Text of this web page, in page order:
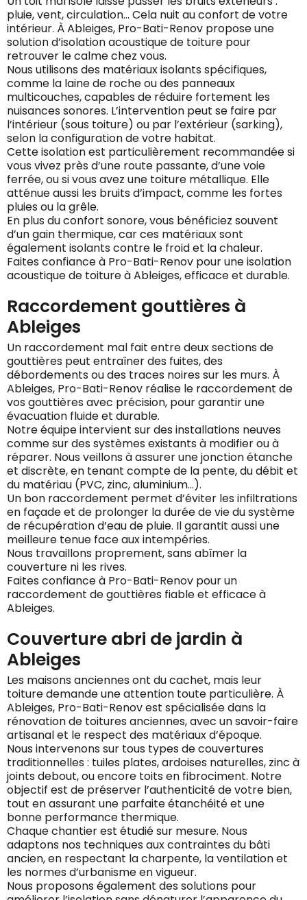
pluie, vent, circulation… Cela nuit au confort de votre
intérieur. À Ableiges, Pro-Bati-Renov propose une
solution d’isolation acoustique de toiture pour
retrouver le calme chez vous.
Nous utilisons des matériaux isolants spécifiques,
comme la laine de roche ou des panneaux
multicouches, capables de réduire fortement les
nuisances sonores. L’intervention peut se faire par
l’intérieur (sous toiture) ou par l’extérieur (sarking),
selon la configuration de votre habitat.
Cette isolation est particulièrement recommandée si
vous vivez près d’une route passante, d’une voie
ferrée, ou si vous avez une toiture métallique. Elle
atténue aussi les bruits d’impact, comme les fortes
pluies ou la grêle.
En plus du confort sonore, vous bénéficiez souvent
d’un gain thermique, car ces matériaux sont
également isolants contre le froid et la chaleur.
Faites confiance à Pro-Bati-Renov pour une isolation
acoustique de toiture à Ableiges, efficace et durable.
Raccordement gouttières à
Ableiges
Un raccordement mal fait entre deux sections de
gouttières peut entraîner des fuites, des
débordements ou des traces noires sur les murs. À
Ableiges, Pro-Bati-Renov réalise le raccordement de
vos gouttières avec précision, pour garantir une
évacuation fluide et durable.
Notre équipe intervient sur des installations neuves
comme sur des systèmes existants à modifier ou à
réparer. Nous veillons à assurer une jonction étanche
et discrète, en tenant compte de la pente, du débit et
du matériau (PVC, zinc, aluminium…).
Un bon raccordement permet d’éviter les infiltrations
en façade et de prolonger la durée de vie du système
de récupération d’eau de pluie. Il garantit aussi une
meilleure tenue face aux intempéries.
Nous travaillons proprement, sans abîmer la
couverture ni les rives.
Faites confiance à Pro-Bati-Renov pour un
raccordement de gouttières fiable et efficace à
Ableiges.
Couverture abri de jardin à
Ableiges
Les maisons anciennes ont du cachet, mais leur
toiture demande une attention toute particulière. À
Ableiges, Pro-Bati-Renov est spécialisée dans la
rénovation de toitures anciennes, avec un savoir-faire
artisanal et le respect des matériaux d’époque.
Nous intervenons sur tous types de couvertures
traditionnelles : tuiles plates, ardoises naturelles, zinc à
joints debout, ou encore toits en fibrociment. Notre
objectif est de préserver l’authenticité de votre bien,
tout en assurant une parfaite étanchéité et une
bonne performance thermique.
Chaque chantier est étudié sur mesure. Nous
adaptons nos techniques aux contraintes du bâti
ancien, en respectant la charpente, la ventilation et
les normes d’urbanisme en vigueur.
Nous proposons également des solutions pour